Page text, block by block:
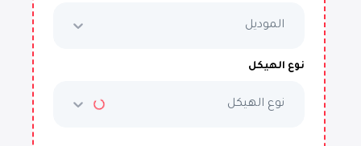
الموديل
نوع الهيكل
نوع الهيكل